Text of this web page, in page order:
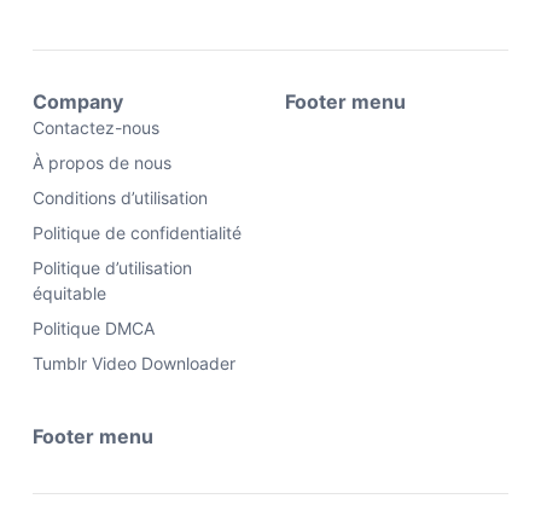
Company
Contactez-nous
À propos de nous
Conditions d’utilisation
Politique de confidentialité
Politique d’utilisation
équitable
Politique DMCA
Tumblr Video Downloader
Footer menu
Footer menu